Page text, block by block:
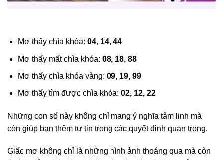
Mơ thấy chìa khóa: 04, 14, 44
Mơ thấy mất chìa khóa: 08, 18, 88
Mơ thấy chìa khóa vàng: 09, 19, 99
Mơ thấy tìm được chìa khóa: 02, 12, 22
Những con số này không chỉ mang ý nghĩa tâm linh mà
còn giúp bạn thêm tự tin trong các quyết định quan trọng.
Giấc mơ không chỉ là những hình ảnh thoáng qua mà còn